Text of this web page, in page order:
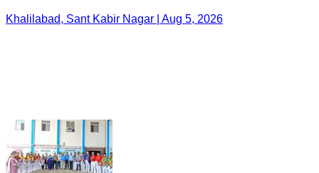
Khalilabad, Sant Kabir Nagar | Aug 5, 2026